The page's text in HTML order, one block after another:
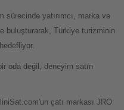
yatırımcı, marka ve
buluşturarak, Türkiye turizminin
oda değil, deneyim satın
çatı markası JRO